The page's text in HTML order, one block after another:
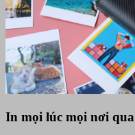
In mọi lúc mọi nơi